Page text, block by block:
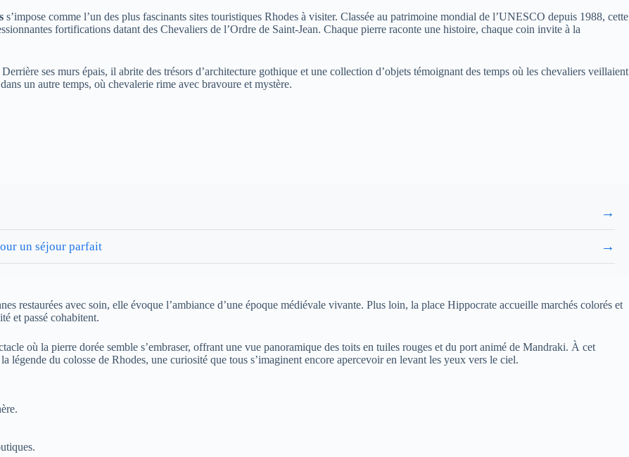
s’impose comme l’un des plus fascinants sites touristiques Rhodes à visiter. Classée au patrimoine mondial de l’UNESCO depuis 1988, cette
fortifications datant des Chevaliers de l’Ordre de Saint-Jean. Chaque pierre raconte une histoire, chaque coin invite à la
ses murs épais, il abrite des trésors d’architecture gothique et une collection d’objets témoignant des temps où les chevaliers veillaient
un autre temps, où chevalerie rime avec bravoure et mystère.
→
un séjour parfait →
restaurées avec soin, elle évoque l’ambiance d’une époque médiévale vivante. Plus loin, la place Hippocrate accueille marchés colorés et
et passé cohabitent.
où la pierre dorée semble s’embraser, offrant une vue panoramique des toits en tuiles rouges et du port animé de Mandraki. À cet
légende du colosse de Rhodes, une curiosité que tous s’imaginent encore apercevoir en levant les yeux vers le ciel.